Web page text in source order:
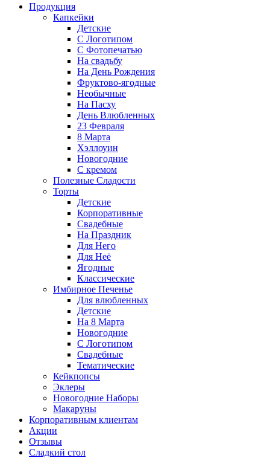
Продукция
Капкейки
Детские
С Логотипом
С Фотопечатью
На свадьбу
На День Рождения
Фруктово-ягодные
Необычные
На Пасху
День Влюбленных
23 Февраля
8 Марта
Хэллоуин
Новогодние
С кремом
Полезные Сладости
Торты
Детские
Корпоративные
Свадебные
На Праздник
Для Него
Для Неё
Ягодные
Классические
Имбирное Печенье
Для влюбленных
Детские
На 8 Марта
Новогодние
С Логотипом
Свадебные
Тематические
Кейкпопсы
Эклеры
Новогодние Наборы
Макаруны
Корпоративным клиентам
Акции
Отзывы
Сладкий стол